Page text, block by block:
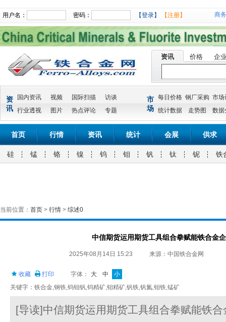
用户名： 密码： 【登录】 【注册】 商
资讯 价格 企
资
讯
国内资讯 视频 国际扫描
访谈
行业透视
图片 热点评论 专题
市
场
每日价格 钢厂采购 市场
统计数据
走势图 数据
首页 行情 资讯 统计 会展 供求
硅 锰 铬 镍 钨 钼 钒 钛 铌 铁
当前位置： 首页 > 行情 > 综述0
中信期货运用期货工具组合拳赋能铁合金
2025年08月14日 15:23 来源：中国铁合金网
收藏 打印 字体： 大 中
小
关键字：铁合金,钢铁,钨钼钒,钨精矿,钼精矿,钒铁,钒氮,钼铁,锰矿
[导读]中信期货运用期货工具组合拳赋能铁